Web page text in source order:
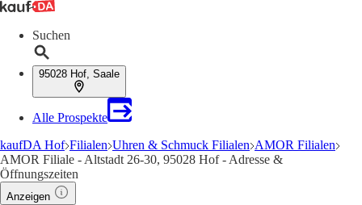
Suchen
95028 Hof, Saale
Alle Prospekte
kaufDA Hof Filialen Uhren & Schmuck Filialen AMOR Filialen
AMOR Filiale - Altstadt 26-30, 95028 Hof - Adresse &
Öffnungszeiten
Anzeigen